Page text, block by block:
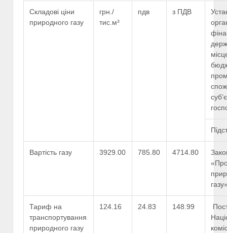
Складові ціни
природного газу
грн./
тис.м³
пдв з ПДВ
Вартість газу 3929.00 785.80 4714.80
Тариф на
транспортування
природного газу
124.16 24.83 148.99